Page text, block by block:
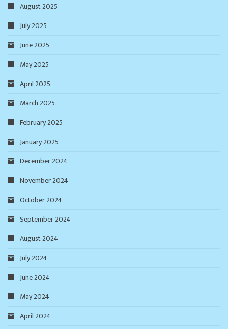
August 2025
July 2025
June 2025
May 2025
April 2025
March 2025
February 2025
January 2025
December 2024
November 2024
October 2024
September 2024
August 2024
July 2024
June 2024
May 2024
April 2024